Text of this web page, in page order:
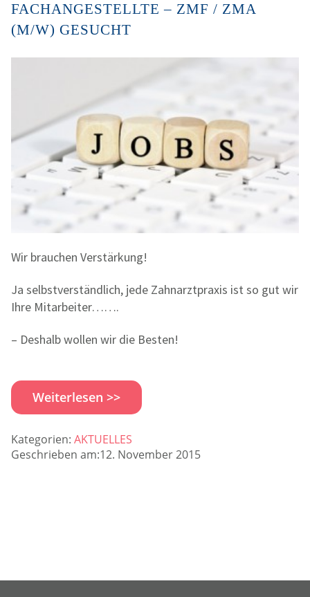
FACHANGESTELLTE – ZMF / ZMA
(M/W) GESUCHT
Wir brauchen Verstärkung!
Ja selbstverständlich, jede Zahnarztpraxis ist so gut wir
Ihre Mitarbeiter…….
– Deshalb wollen wir die Besten!
Weiterlesen >>
Kategorien: AKTUELLES
Geschrieben am:12. November 2015